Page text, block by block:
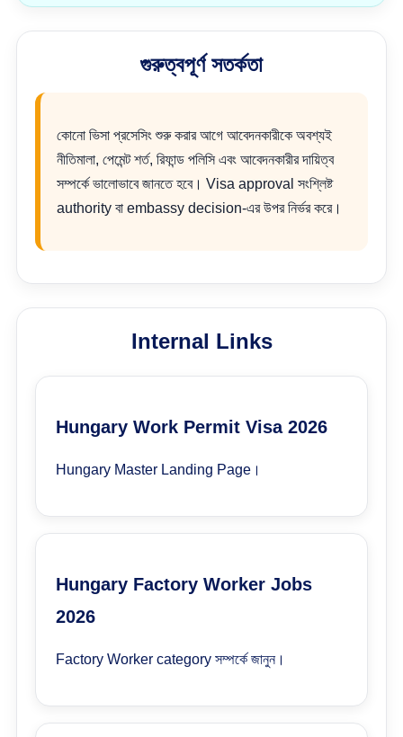
গুরুত্বপূর্ণ সতর্কতা
কোনো ভিসা প্রসেসিং শুরু করার আগে আবেদনকারীকে অবশ্যই
নীতিমালা, পেমেন্ট শর্ত, রিফান্ড পলিসি এবং আবেদনকারীর দায়িত্ব
সম্পর্কে ভালোভাবে জানতে হবে। Visa approval সংশ্লিষ্ট
authority বা embassy decision-এর উপর নির্ভর করে।
Internal Links
Hungary Work Permit Visa 2026
Hungary Master Landing Page।
Hungary Factory Worker Jobs
2026
Factory Worker category সম্পর্কে জানুন।